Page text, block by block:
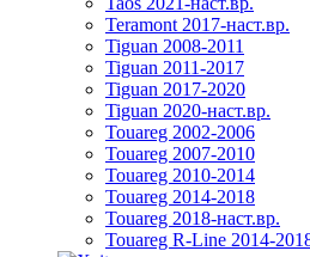
Teramont 2017-наст.вр.
Tiguan 2008-2011
Tiguan 2011-2017
Tiguan 2017-2020
Tiguan 2020-наст.вр.
Touareg 2002-2006
Touareg 2007-2010
Touareg 2010-2014
Touareg 2014-2018
Touareg 2018-наст.вр.
Touareg R-Line 2014-